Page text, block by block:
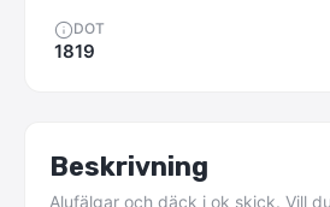
DOT
1819
Beskrivning
Alufälgar och däck i ok skick. Vill du